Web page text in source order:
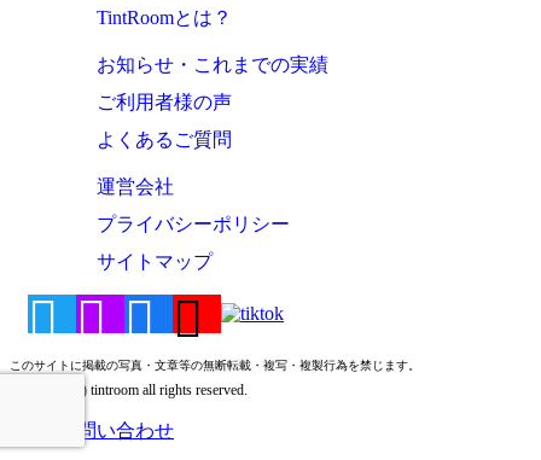
TintRoomとは？
お知らせ・これまでの実績
ご利用者様の声
よくあるご質問
運営会社
プライバシーポリシー
サイトマップ
このサイトに掲載の写真・文章等の無断転載・複写・複製行為を禁じます。
Copyright (c) tintroom all rights reserved.
お問い合わせ